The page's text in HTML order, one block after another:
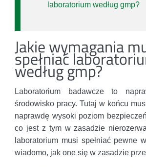
laboratorium według gmp?
Jakie wymagania
spełniać
według gmp?
Laboratorium badawcze to
środowisko pracy. Tutaj w końcu
naprawdę wysoki poziom
co jest z tym w zasadzie
laboratorium musi spełniać pewne
wiadomo, jak one się w zasadzie